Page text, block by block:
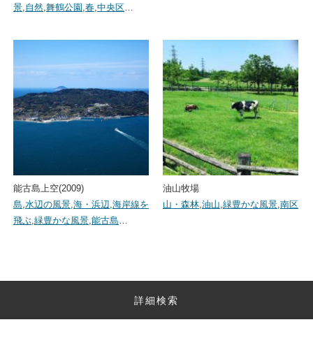
景,自然,舞鶴公園 ,春,中央区…
能古島上空(2009)
島,水辺の風景,海・浜辺,海岸線を
飛ぶ,緑豊かな風景,能古島…
油山牧場
山・森林,油山,緑豊かな風景,南区
詳細検索